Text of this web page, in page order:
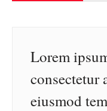
Lorem
consectetur
eiusmod